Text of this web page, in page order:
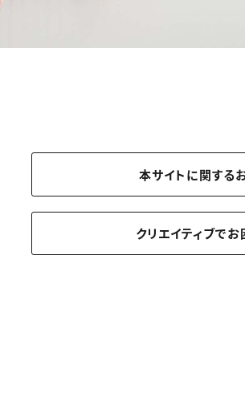
本サイトに関する
クリエイティブで